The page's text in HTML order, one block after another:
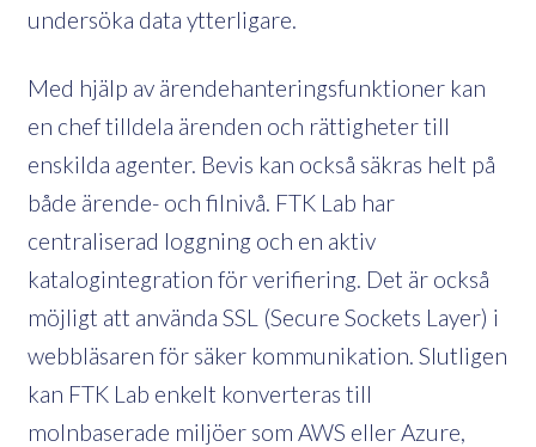
undersöka data ytterligare.
Med hjälp av ärendehanteringsfunktioner kan
en chef tilldela ärenden och rättigheter till
enskilda agenter. Bevis kan också säkras helt på
både ärende- och filnivå. FTK Lab har
centraliserad loggning och en aktiv
katalogintegration för verifiering. Det är också
möjligt att använda SSL (Secure Sockets Layer) i
webbläsaren för säker kommunikation. Slutligen
kan FTK Lab enkelt konverteras till
molnbaserade miljöer som AWS eller Azure,